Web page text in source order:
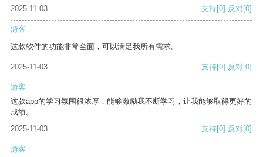
2025-11-03
支持[0] 反对[0]
游客
这款软件的功能非常全面，可以满足我所有需求。
2025-11-03 支持[0] 反对[0]
游客
这款app的学习氛围很浓厚，能够激励我不断学习，让我能够取得更好的
成绩。
2025-11-03
支持[0] 反对[0]
游客